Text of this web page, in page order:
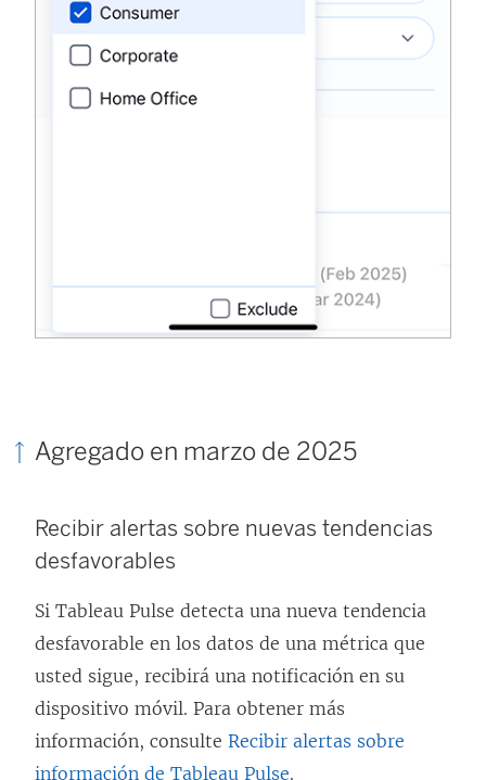
Agregado en marzo de 2025
Recibir alertas sobre nuevas tendencias
desfavorables
Si Tableau Pulse detecta una nueva tendencia
desfavorable en los datos de una métrica que
usted sigue, recibirá una notificación en su
dispositivo móvil. Para obtener más
información, consulte Recibir alertas sobre
información de Tableau Pulse.